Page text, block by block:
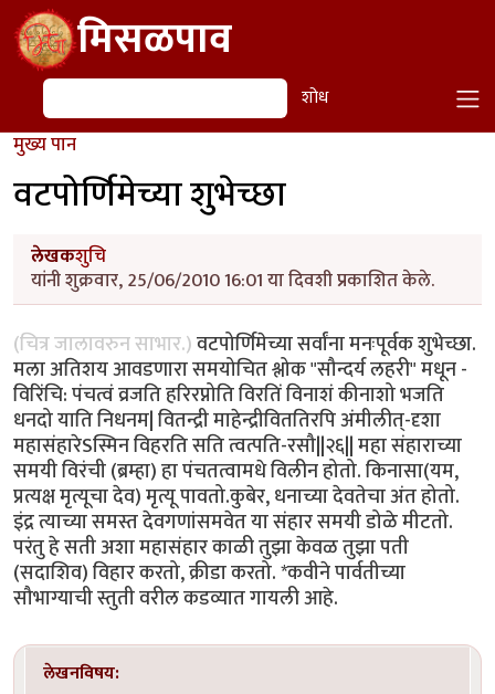
Skip to main contentमिसळपाव
शोध शोध
मुख्य पान
वटपोर्णिमेच्या शुभेच्छा
लेखकशुचि
यांनी शुक्रवार, 25/06/2010 16:01 या दिवशी प्रकाशित केले.
(चित्र जालावरुन साभार.)वटपोर्णिमेच्या सर्वांना मनःपूर्वक शुभेच्छा.
मला अतिशय आवडणारा समयोचित श्लोक "सौन्दर्य लहरी" मधून -
विरिंचि: पंचत्वं व्रजति हरिरप्नोति विरतिं विनाशं कीनाशो भजति
धनदो याति निधनम| वितन्द्री माहेन्द्रीविततिरपि अंमीलीत्-दृशा
महासंहारेSस्मिन विहरति सति त्वत्पति-रसौ||२६|| महा संहाराच्या
समयी विरंची (ब्रम्हा) हा पंचतत्वामधे विलीन होतो. किनासा(यम,
प्रत्यक्ष मृत्यूचा देव) मृत्यू पावतो.कुबेर, धनाच्या देवतेचा अंत होतो.
इंद्र त्याच्या समस्त देवगणांसमवेत या संहार समयी डोळे मीटतो.
परंतु हे सती अशा महासंहार काळी तुझा केवळ तुझा पती
(सदाशिव) विहार करतो, क्रीडा करतो. *कवीने पार्वतीच्या
सौभाग्याची स्तुती वरील कडव्यात गायली आहे.
लेखनविषय: